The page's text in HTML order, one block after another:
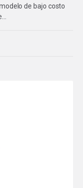
de bajo costo